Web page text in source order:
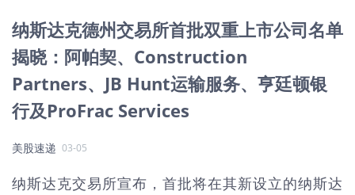
纳斯达克德州交易所首批双重上市公司名单
揭晓：阿帕契、Construction
Partners、JB Hunt运输服务、亨廷顿银
行及ProFrac Services
美股速递 03-05
纳斯达克交易所宣布，首批将在其新设立的纳斯达